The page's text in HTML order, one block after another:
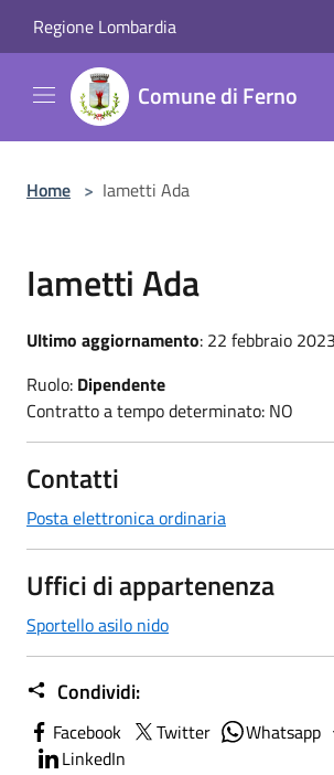
Regione Lombardia
Comune di Ferno
Home > Iametti Ada
Iametti Ada
Ultimo aggiornamento: 22 febbraio
Ruolo: Dipendente
Contratto a tempo determinato: NO
Contatti
Posta elettronica ordinaria
Uffici di appartenenza
Sportello asilo nido
Condividi:
Facebook Twitter Whatsapp
LinkedIn